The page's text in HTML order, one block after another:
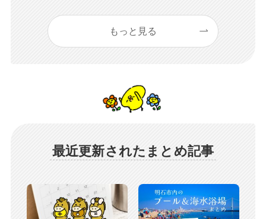
もっと見る
最近更新されたまとめ記事